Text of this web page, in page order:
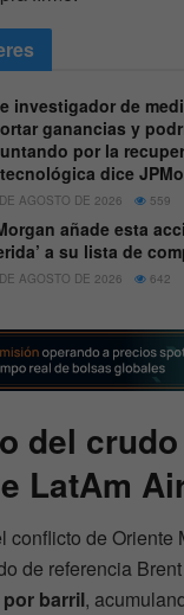
investigador de
ganancias y
por la
dice
AGOSTO DE 2026 559
añade esta
a su lista de
AGOSTO DE 2026 642
del
LatAm
conflicto de Oriente
de referencia
barril,